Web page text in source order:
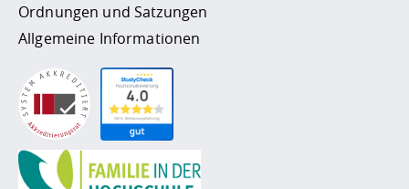
Ordnungen und Satzungen
Allgemeine Informationen